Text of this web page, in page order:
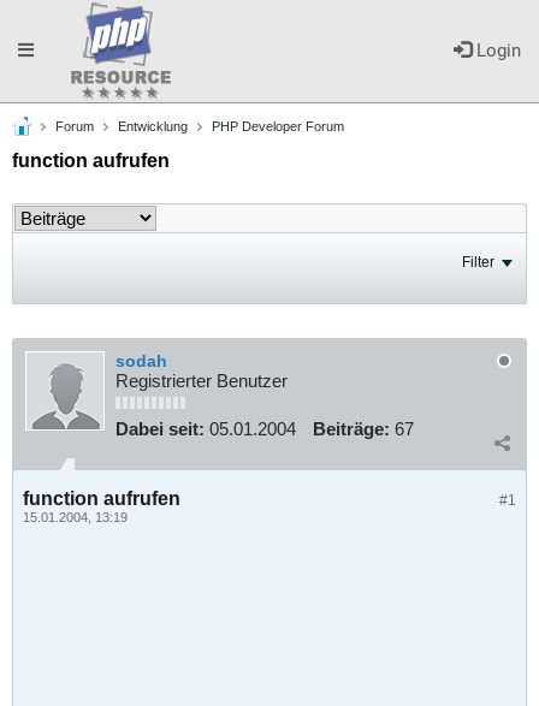
Login
Toggle
navigation
Forum Entwicklung PHP Developer Forum
function aufrufen
Filter
sodah
Registrierter Benutzer
Dabei seit: 05.01.2004 Beiträge: 67
#1
function aufrufen
15.01.2004, 13:19